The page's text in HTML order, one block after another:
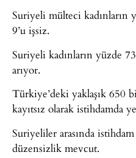
Suriyeli mülteci kadınların
9’u işsiz.
Suriyeli kadınların yüzde
arıyor.
Türkiye’deki yaklaşık 650
kayıtsız olarak istihdamda
Suriyeliler arasında
düzensizlik mevcut.